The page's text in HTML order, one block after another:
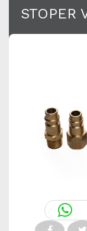
STOPER